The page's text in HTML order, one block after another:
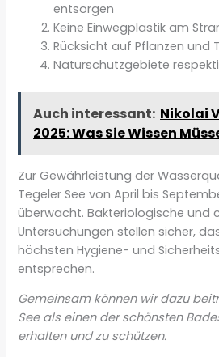
entsorgen
Keine Einwegplastik am
Rücksicht auf Pflanzen und
Naturschutzgebiete
Auch interessant: Nikolai
2025: Was Sie Wissen
Zur Gewährleistung der
Tegeler See von April bis
überwacht. Bakteriologische und
Untersuchungen stellen sicher,
höchsten Hygiene- und
entsprechen.
Gemeinsam können wir dazu
See als einen der schönsten
erhalten und zu schützen.